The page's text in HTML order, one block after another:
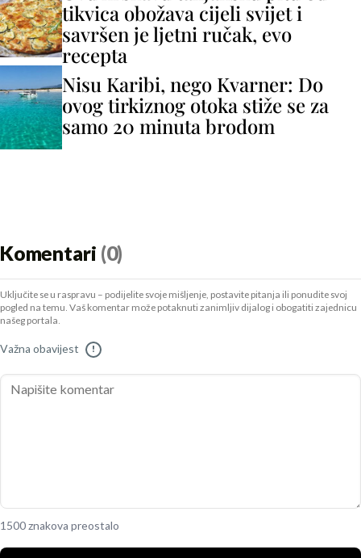
tikvica obožava cijeli svijet i
savršen je ljetni ručak, evo
recepta
Nisu Karibi, nego Kvarner: Do
ovog tirkiznog otoka stiže se za
samo 20 minuta brodom
Komentari (0)
Uključite se u raspravu – podijelite svoje mišljenje, postavite pitanja ili ponudite svoj
pogled na temu. Vaš komentar može potaknuti zanimljiv dijalog i obogatiti zajednicu
našeg portala.
Važna obavijest !
1500 znakova preostalo